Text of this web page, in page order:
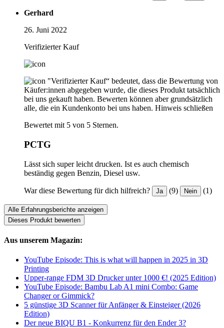
Gerhard
26. Juni 2022
Verifizierter Kauf
"Verifizierter Kauf“ bedeutet, dass die Bewertung von
Käufer:innen abgegeben wurde, die dieses Produkt tatsächlich
bei uns gekauft haben. Bewerten können aber grundsätzlich
alle, die ein Kundenkonto bei uns haben. Hinweis schließen
Bewertet mit 5 von 5 Sternen.
PCTG
Lässt sich super leicht drucken. Ist es auch chemisch
beständig gegen Benzin, Diesel usw.
War diese Bewertung für dich hilfreich? Ja (9) Nein (1)
Alle Erfahrungsberichte anzeigen
Dieses Produkt bewerten
Aus unserem Magazin:
YouTube Episode: This is what will happen in 2025 in 3D
Printing
Upper-range FDM 3D Drucker unter 1000 €! (2025 Edition)
YouTube Episode: Bambu Lab A1 mini Combo: Game
Changer or Gimmick?
5 günstige 3D Scanner für Anfänger & Einsteiger (2026
Edition)
Der neue BIQU B1 - Konkurrenz für den Ender 3?